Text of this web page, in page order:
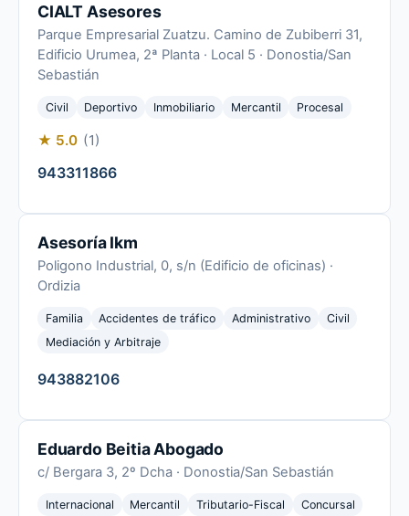
CIALT Asesores
Parque Empresarial Zuatzu. Camino de Zubiberri 31,
Edificio Urumea, 2ª Planta · Local 5 · Donostia/San
Sebastián
Civil Deportivo Inmobiliario Mercantil Procesal
★ 5.0 (1)
943311866
Asesoría Ikm
Poligono Industrial, 0, s/n (Edificio de oficinas) ·
Ordizia
Familia Accidentes de tráfico Administrativo
Civil
Mediación y Arbitraje
943882106
Eduardo Beitia Abogado
c/ Bergara 3, 2º Dcha · Donostia/San Sebastián
Internacional Mercantil Tributario-Fiscal
Concursal